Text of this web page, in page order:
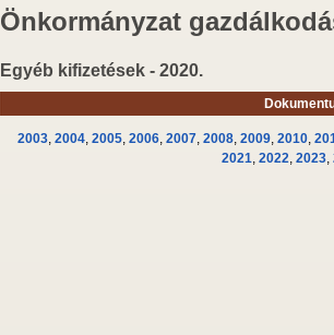
Önkormányzat
Egyéb kifizetések - 2020.
2003, 2004, 2005, 2006, 2007, 2008, 2009, 2010,
2021, 2022, 2023,